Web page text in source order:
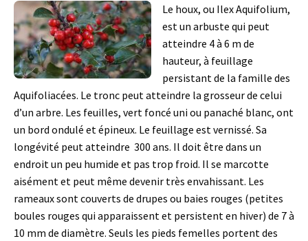
Le houx, ou Ilex Aquifolium,
est un arbuste qui peut
atteindre 4 à 6 m de
hauteur, à feuillage
persistant de la famille des
Aquifoliacées. Le tronc peut atteindre la grosseur de celui
d’un arbre. Les feuilles, vert foncé uni ou panaché blanc, ont
un bord ondulé et épineux. Le feuillage est vernissé. Sa
longévité peut atteindre 300 ans. Il doit être dans un
endroit un peu humide et pas trop froid. Il se marcotte
aisément et peut même devenir très envahissant. Les
rameaux sont couverts de drupes ou baies rouges (petites
boules rouges qui apparaissent et persistent en hiver) de 7 à
10 mm de diamètre. Seuls les pieds femelles portent des